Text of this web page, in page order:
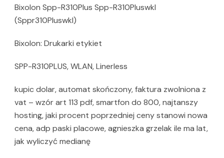
Bixolon Spp-R310Plus Spp-R310Pluswkl
(Sppr310Pluswkl)
Bixolon: Drukarki etykiet
SPP-R310PLUS, WLAN, Linerless
kupic dolar, automat skończony, faktura zwolniona z
vat – wzór art 113 pdf, smartfon do 800, najtanszy
hosting, jaki procent poprzedniej ceny stanowi nowa
cena, adp paski placowe, agnieszka grzelak ile ma lat,
jak wyliczyć medianę